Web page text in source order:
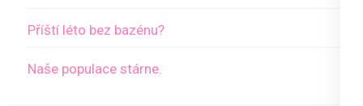
Příští léto bez bazénu?
Naše populace stárne.